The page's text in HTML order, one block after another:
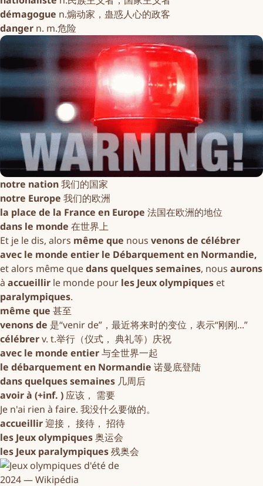
démagogue n.煽动家，蛊惑人心的政客
danger n. m.危险
notre nation我们的国家
notre Europe 我们的欧洲
la place de la France en Europe 法国在欧洲的地位
dans le monde 在世界上
Et je le dis, alors même que nous venons de célébrer
avec le monde entier le Débarquement en Normandie,
et alors même quedans quelques semaines, nous aurons
à accueillir le monde pour les Jeux olympiques et
paralympiques.
même que 甚至
venons de 是“venir de”，最近将来时的变位，表示“刚刚...”
célébrerv. t.举行（仪式， 典礼等）庆祝
avec le monde entier与全世界一起
le débarquement en Normandie 诺曼底登陆
dans quelques semaines 几周后
avoir à (+inf. ) 应该， 需要
Je n'ai rien à faire. 我没什么要做的。
accueillir迎接， 接待， 招待
les Jeux olympiques奥运会
les Jeux paralympiques残奥会